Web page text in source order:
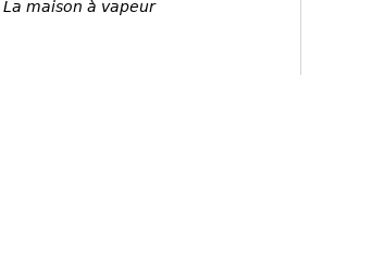
La maison à vapeur